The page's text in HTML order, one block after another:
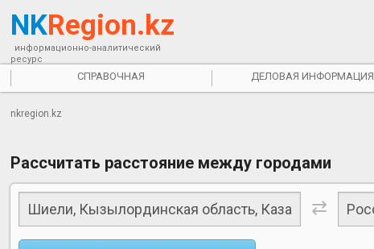
NKRegion.kz
информационно-аналитический
ресурс
СПРАВОЧНАЯ ДЕЛОВАЯ ИНФОРМАЦИЯ
nkregion.kz
Рассчитать расстояние между городами
⇄